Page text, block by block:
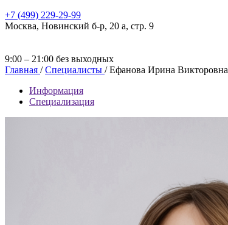
+7 (499) 229-29-99
Москва, Новинский б-р, 20 а, стр. 9
9:00 – 21:00 без выходных
Главная /Специалисты /Ефанова Ирина Викторовна
Информация
Специализация